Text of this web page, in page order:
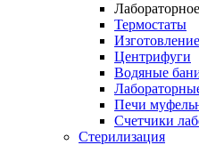
Термостаты
Центрифуги
Водяные
Печи
Счетчики
Стерилизация